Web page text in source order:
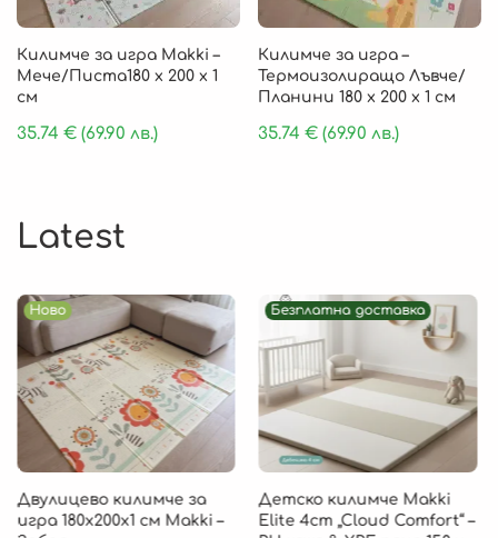
Килимче за игра Makki –
Мече/Писта180 x 200 x 1
см
35.74 € (69.90 лв.)
Килимче за игра –
Термоизолиращо Лъвче/
Планини 180 x 200 x 1 см
35.74€ (69.90 лв.)
Latest
Ново
Двулицево килимче за
игра 180х200х1 см Makki –
Безплатна доставка
Детско килимче Makki
Elite 4cm „Cloud Comfort“ –